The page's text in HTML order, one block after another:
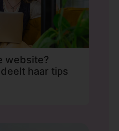
website?
haar tips